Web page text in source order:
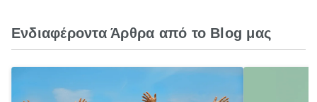
Ενδιαφέροντα Άρθρα από το Blog μας